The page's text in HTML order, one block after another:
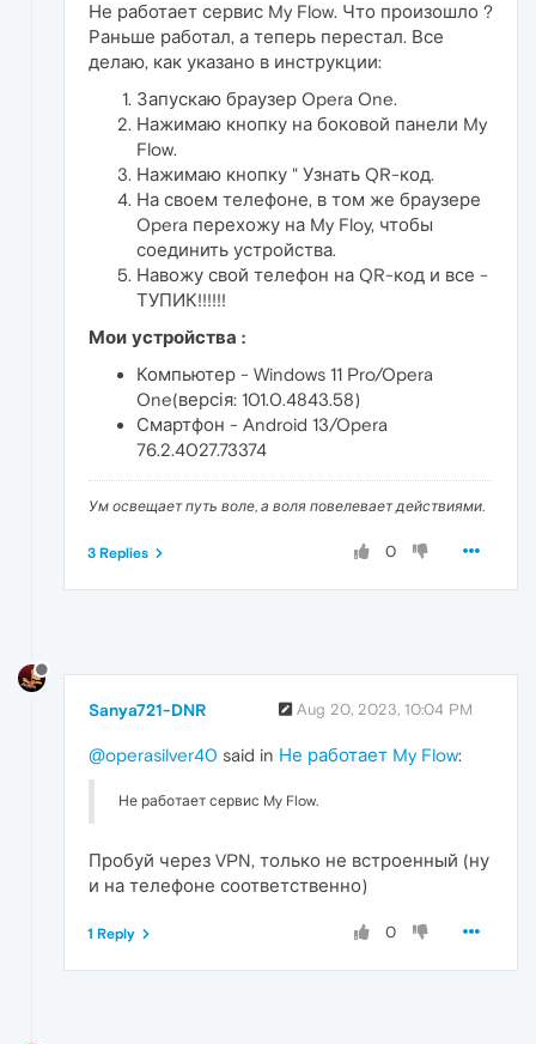
Не работает сервис My Flow. Что произошло ?
Раньше работал, а теперь перестал. Все
делаю, как указано в инструкции:
Запускаю браузер Opera One.
Нажимаю кнопку на боковой панели My
Flow.
Нажимаю кнопку " Узнать QR-код.
На своем телефоне, в том же браузере
Opera перехожу на My Floy, чтобы
соединить устройства.
Навожу свой телефон на QR-код и все -
ТУПИК!!!!!!
Мои устройства :
Компьютер - Windows 11 Pro/Opera
One(версія: 101.0.4843.58)
Смартфон - Android 13/Opera
76.2.4027.73374
Ум освещает путь воле, а воля повелевает действиями.
0
3 Replies
Sanya721-DNR Aug 20, 2023, 10:04 PM
@operasilver40 said in Не работает My Flow:
Не работает сервис My Flow.
Пробуй через VPN, только не встроенный (ну
и на телефоне соответственно)
0
1 Reply